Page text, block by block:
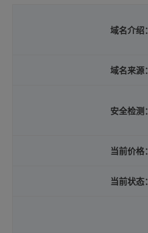
域名介绍：
域名来源：
安全检测：
当前价格：
当前状态：